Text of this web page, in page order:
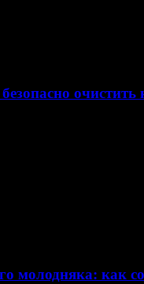
молодняка: как